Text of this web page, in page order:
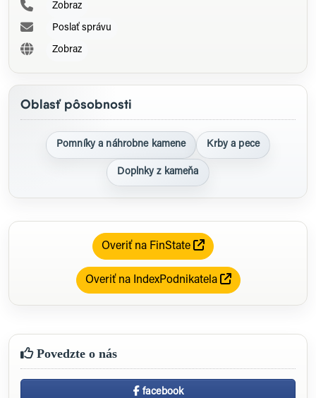
Zobraz
Poslať správu
Zobraz
Oblasť pôsobnosti
Pomníky a náhrobne kamene Krby a pece
Doplnky z kameňa
Overiť na FinState
Overiť na IndexPodnikatela
Povedzte o nás
facebook